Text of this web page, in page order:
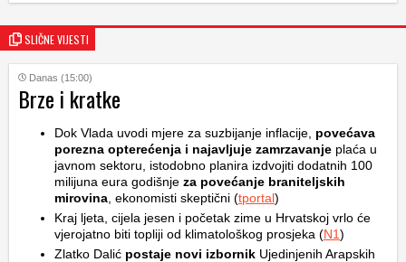
SLIČNE VIJESTI
Danas (15:00)
Brze i kratke
Dok Vlada uvodi mjere za suzbijanje inflacije, povećava
porezna opterećenja i najavljuje zamrzavanje plaća u
javnom sektoru, istodobno planira izdvojiti dodatnih 100
milijuna eura godišnje za povećanje braniteljskih
mirovina , ekonomisti skeptični (tportal)
Kraj ljeta, cijela jesen i početak zime u Hrvatskoj vrlo će
vjerojatno biti topliji od klimatološkog prosjeka (N1)
Zlatko Dalić postaje novi izbornik Ujedinjenih Arapskih